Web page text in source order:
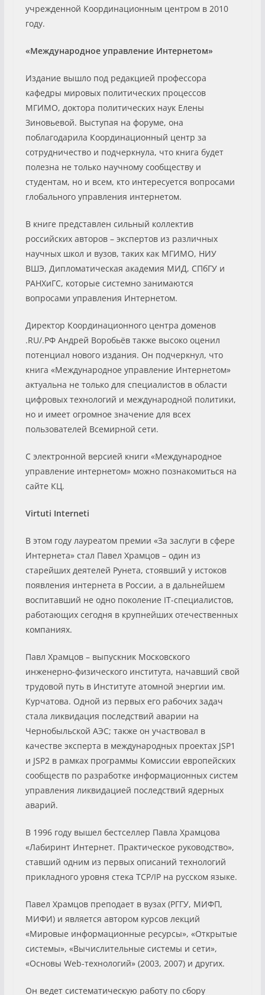
учрежденной Координационным центром в 2010
году.
«Международное управление Интернетом»
Издание вышло под редакцией профессора
кафедры мировых политических процессов
МГИМО, доктора политических наук Елены
Зиновьевой. Выступая на форуме, она
поблагодарила Координационный центр за
сотрудничество и подчеркнула, что книга будет
полезна не только научному сообществу и
студентам, но и всем, кто интересуется вопросами
глобального управления интернетом.
В книге представлен сильный коллектив
российских авторов – экспертов из различных
научных школ и вузов, таких как МГИМО, НИУ
ВШЭ, Дипломатическая академия МИД, СПбГУ и
РАНХиГС, которые системно занимаются
вопросами управления Интернетом.
Директор Координационного центра доменов
.RU/.РФ Андрей Воробьёв также высоко оценил
потенциал нового издания. Он подчеркнул, что
книга «Международное управление Интернетом»
актуальна не только для специалистов в области
цифровых технологий и международной политики,
но и имеет огромное значение для всех
пользователей Всемирной сети.
С электронной версией книги «Международное
управление интернетом» можно познакомиться на
сайте КЦ.
Virtuti Interneti
В этом году лауреатом премии «За заслуги в сфере
Интернета» стал Павел Храмцов – один из
старейших деятелей Рунета, стоявший у истоков
появления интернета в России, а в дальнейшем
воспитавший не одно поколение IT-специалистов,
работающих сегодня в крупнейших отечественных
компаниях.
Павл Храмцов – выпускник Московского
инженерно-физического института, начавший свой
трудовой путь в Институте атомной энергии им.
Курчатова. Одной из первых его рабочих задач
стала ликвидация последствий аварии на
Чернобыльской АЭС; также он участвовал в
качестве эксперта в международных проектах JSP1
и JSP2 в рамках программы Комиссии европейских
сообществ по разработке информационных систем
управления ликвидацией последствий ядерных
аварий.
В 1996 году вышел бестселлер Павла Храмцова
«Лабиринт Интернет. Практическое руководство»,
ставший одним из первых описаний технологий
прикладного уровня стека TCP/IP на русском языке.
Павел Храмцов преподает в вузах (РГГУ, МИФП,
МИФИ) и является автором курсов лекций
«Мировые информационные ресурсы», «Открытые
системы», «Вычислительные системы и сети»,
«Основы Web-технологий» (2003, 2007) и других.
Он ведет систематическую работу по сбору